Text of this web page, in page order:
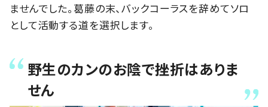
ませんでした。葛藤の末、バックコーラスを辞めてソロ
として活動する道を選択します。
野生のカンのお陰で挫折はありま
せん